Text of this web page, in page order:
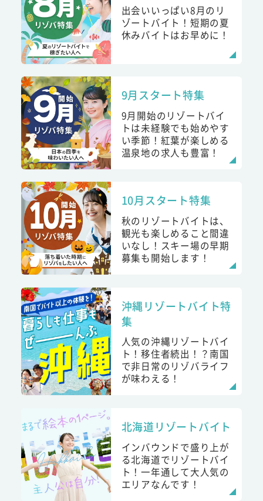
出会いいっぱい8月のリ
ゾートバイト！短期の夏
休みバイトはお早めに！
9月スタート特集
9月開始のリゾートバイ
トは未経験でも始めやす
い季節！紅葉が楽しめる
温泉地の求人も豊富！
10月スタート特集
秋のリゾートバイトは、
観光も楽しめること間違
いなし！スキー場の早期
募集も開始します！
沖縄リゾートバイト特
集
人気の沖縄リゾートバイ
ト！移住者続出！？南国
で非日常のリゾバライフ
が味わえる！
北海道リゾートバイト
インバウンドで盛り上が
る北海道でリゾートバイ
ト！一年通して大人気の
エリアなんです！